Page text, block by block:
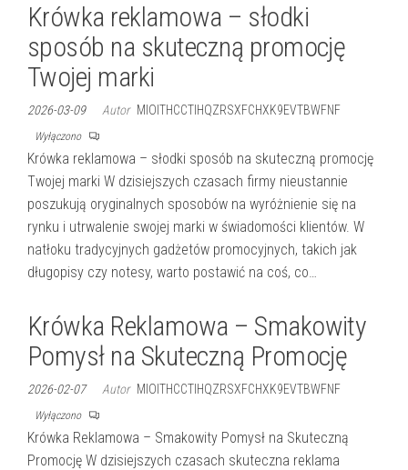
Krówka reklamowa – słodki
sposób na skuteczną promocję
Twojej marki
2026-03-09 Autor MIOITHCCTIHQZRSXFCHXK9EVTBWFNF
Wyłączono
Krówka reklamowa – słodki sposób na skuteczną promocję
Twojej marki W dzisiejszych czasach firmy nieustannie
poszukują oryginalnych sposobów na wyróżnienie się na
rynku i utrwalenie swojej marki w świadomości klientów. W
natłoku tradycyjnych gadżetów promocyjnych, takich jak
długopisy czy notesy, warto postawić na coś, co…
Krówka Reklamowa – Smakowity
Pomysł na Skuteczną Promocję
2026-02-07 Autor MIOITHCCTIHQZRSXFCHXK9EVTBWFNF
Wyłączono
Krówka Reklamowa – Smakowity Pomysł na Skuteczną
Promocję W dzisiejszych czasach skuteczna reklama